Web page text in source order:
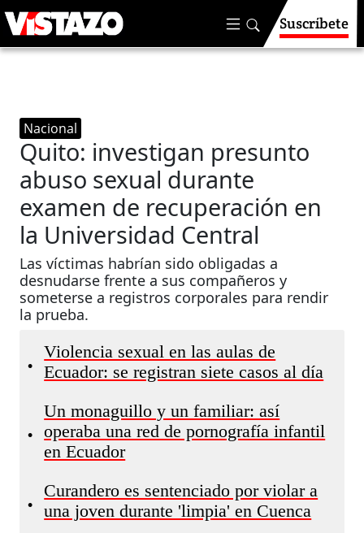
Suscríbete
Nacional
Quito: investigan presunto
abuso sexual durante
examen de recuperación en
la Universidad Central
Las víctimas habrían sido obligadas a
desnudarse frente a sus compañeros y
someterse a registros corporales para rendir
la prueba.
•
Violencia sexual en las aulas de
Ecuador: se registran siete casos al día
•
Un monaguillo y un familiar: así
operaba una red de pornografía infantil
en Ecuador
•
Curandero es sentenciado por violar a
una joven durante 'limpia' en Cuenca